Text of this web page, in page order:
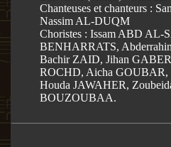
Chanteuses et chanteurs :
Nassim AL-DUQM
Choristes : Issam ABD
BENHARRATS,
Bachir ZAID, Jihan
ROCHD, Aicha
Houda JAWAHER,
BOUZOUBAA.